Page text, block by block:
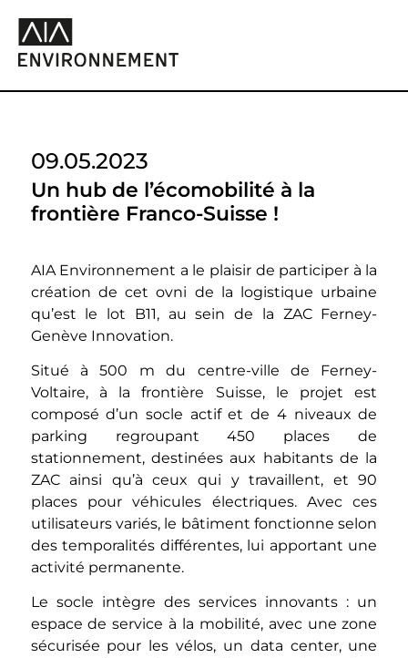
09.05.2023
Un hub de l’écomobilité à la
frontière Franco-Suisse !
AIA Environnement a le plaisir de participer à la
création de cet ovni de la logistique urbaine
qu’est le lot B11, au sein de la ZAC Ferney-
Genève Innovation.
Situé à 500 m du centre-ville de Ferney-
Voltaire, à la frontière Suisse, le projet est
composé d’un socle actif et de 4 niveaux de
parking regroupant 450 places de
stationnement, destinées aux habitants de la
ZAC ainsi qu’à ceux qui y travaillent, et 90
places pour véhicules électriques. Avec ces
utilisateurs variés, le bâtiment fonctionne selon
des temporalités différentes, lui apportant une
activité permanente.
Le socle intègre des services innovants : un
espace de service à la mobilité, avec une zone
sécurisée pour les vélos, un data center, une